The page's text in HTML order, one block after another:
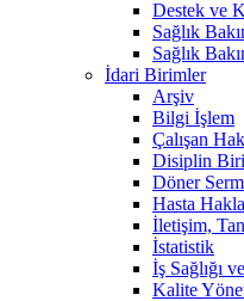
Destek ve
Sağlık
Sağlık
İdari Birimler
Arşiv
Bilgi İşlem
Çalışan
Disiplin
Döner
Hasta
İletişim,
İstatistik
İş Sağlığı
Kalite